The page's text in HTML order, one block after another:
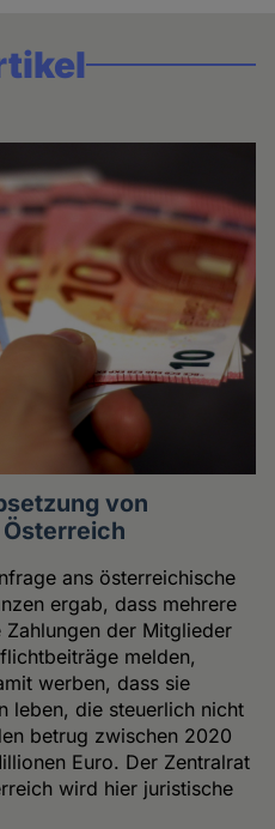
von
ans österreichische
ergab, dass mehrere
Zahlungen der Mitglieder
melden,
werben, dass sie
leben, die steuerlich nicht
betrug zwischen 2020
Euro. Der Zentralrat
wird hier juristische